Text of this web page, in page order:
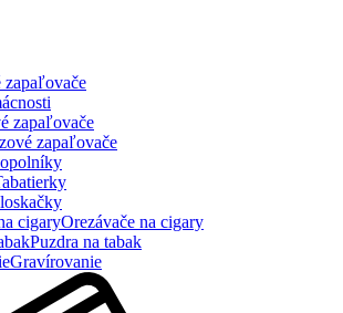
zapaľovače
zapaľovače
zapaľovače
Orezávače na cigary
Puzdra na tabak
Gravírovanie